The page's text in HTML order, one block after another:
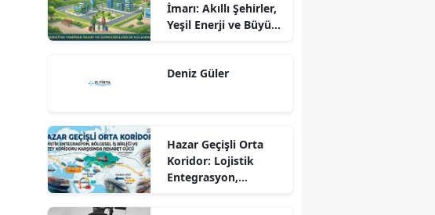
İmarı: Akıllı Şehirler,
Yeşil Enerji ve Büyük
Sürdürülebilir
Deniz Güler
Hazar Geçişli Orta
Koridor: Lojistik
Entegrasyon,